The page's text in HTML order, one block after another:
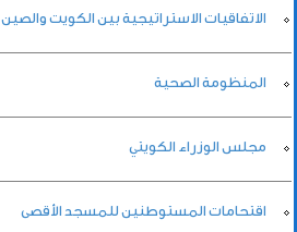
الاتفاقيات الاستراتيجية بين الكويت والصين
المنظومة الصحية
مجلس الوزراء الكويتي
اقتحامات المستوطنين للمسجد الأقصى